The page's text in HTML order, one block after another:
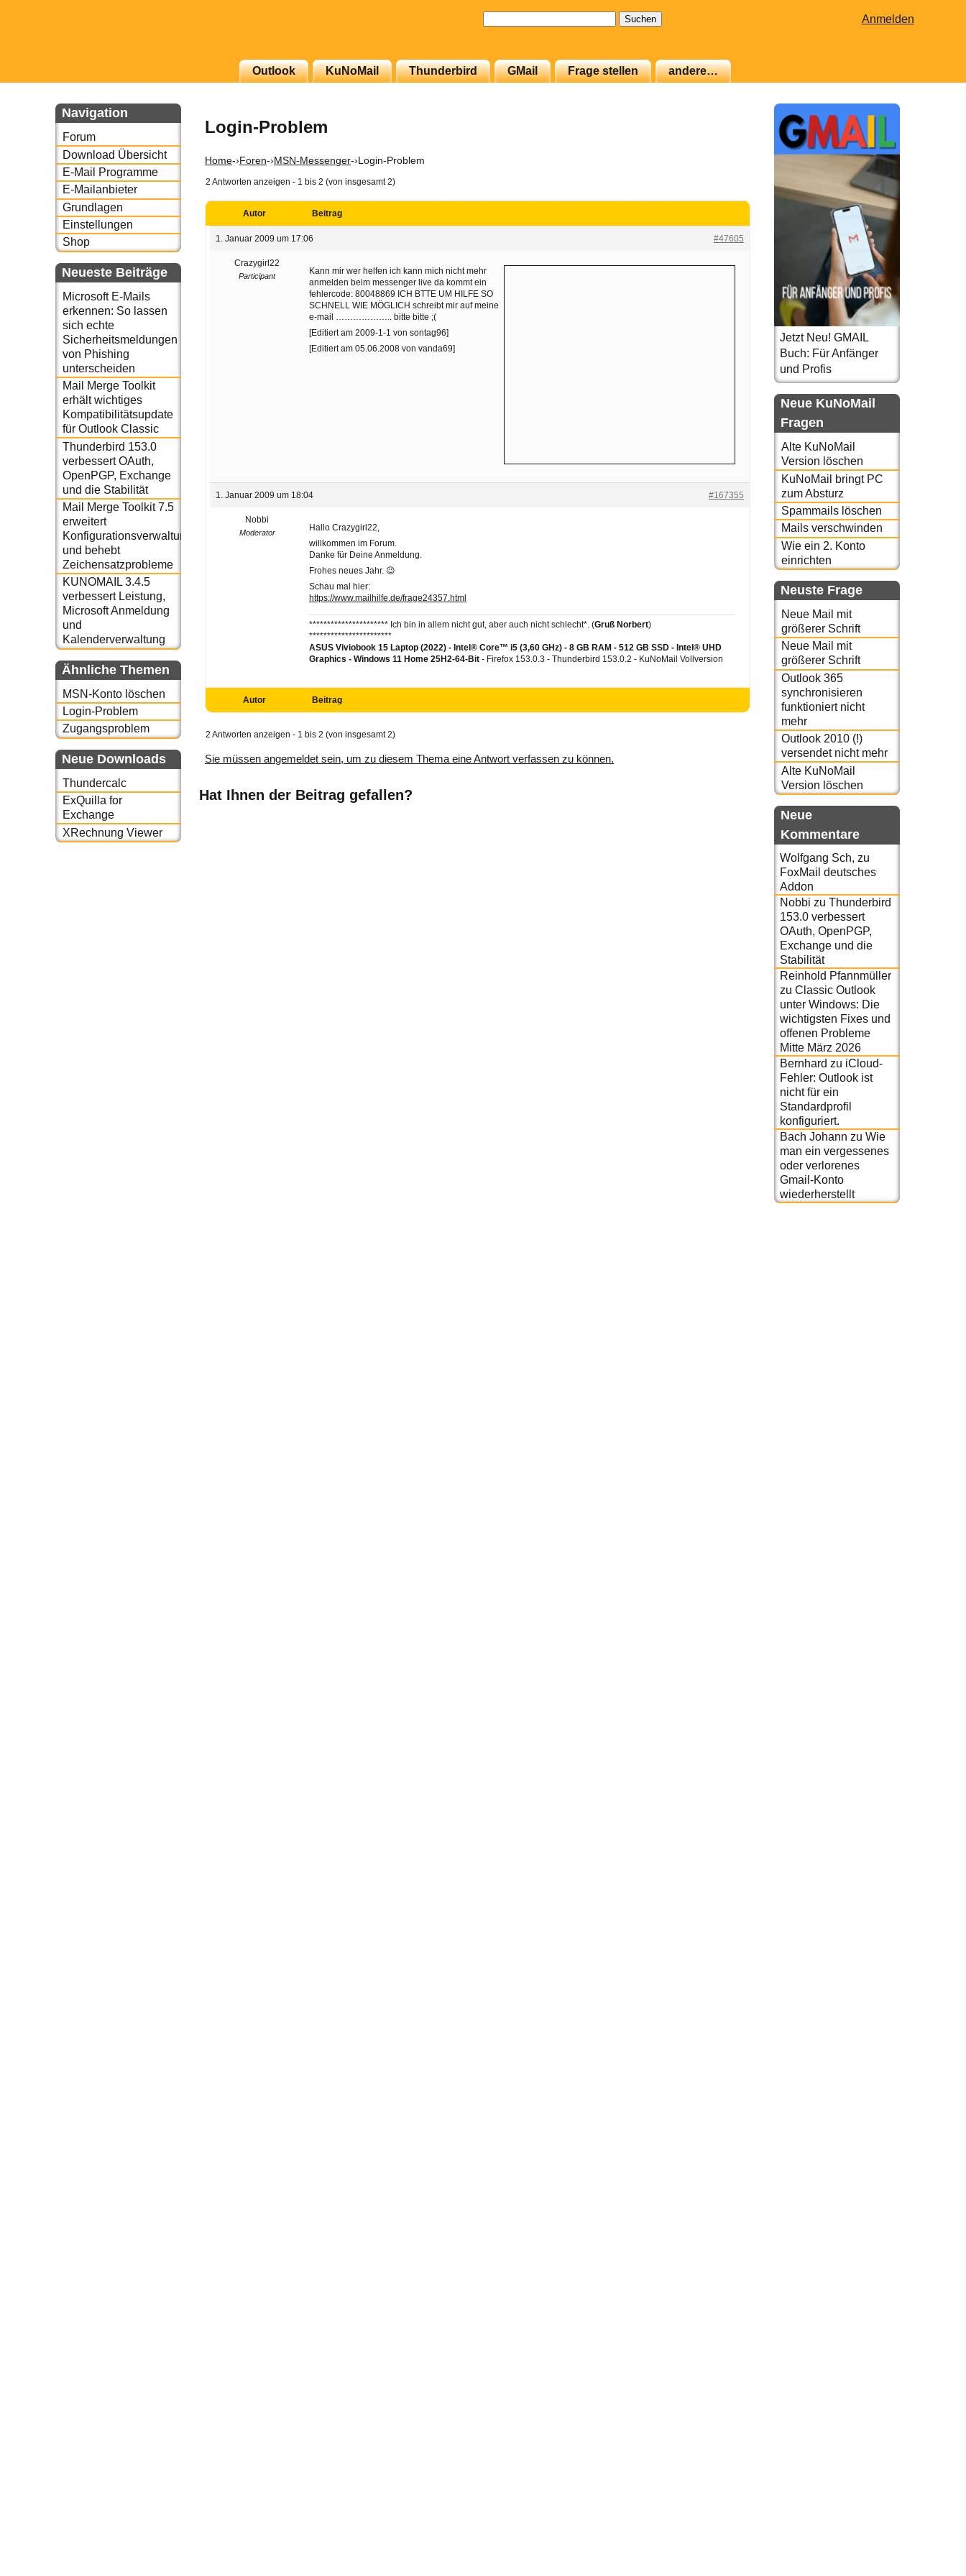
Anmelden
Outlook KuNoMail Thunderbird GMail Frage stellen andere…
Navigation
Forum
Download Übersicht
E-Mail Programme
E-Mailanbieter
Grundlagen
Einstellungen
Shop
Neueste Beiträge
Microsoft E-Mails
erkennen: So lassen
sich echte
Sicherheitsmeldungen
von Phishing
unterscheiden
Mail Merge Toolkit
erhält wichtiges
Kompatibilitätsupdate
für Outlook Classic
Thunderbird 153.0
verbessert OAuth,
OpenPGP, Exchange
und die Stabilität
Mail Merge Toolkit 7.5
erweitert
Konfigurationsverwaltung
und behebt
Zeichensatzprobleme
KUNOMAIL 3.4.5
verbessert Leistung,
Microsoft Anmeldung
und
Kalenderverwaltung
Ähnliche Themen
MSN-Konto löschen
Login-Problem
Zugangsproblem
Neue Downloads
Thundercalc
ExQuilla for
Exchange
XRechnung Viewer
Login-Problem
Home-›Foren-›MSN-Messenger-›Login-Problem
2 Antworten anzeigen - 1 bis 2 (von insgesamt 2)
Autor Beitrag
1. Januar 2009 um 17:06 #47605
Crazygirl22
Participant
Kann mir wer helfen ich kann mich nicht mehr
anmelden beim messenger live da kommt ein
fehlercode: 80048869 ICH BTTE UM HILFE SO
SCHNELL WIE MÖGLICH schreibt mir auf meine
e-mail ……………….. bitte bitte ;(
[Editiert am 2009-1-1 von sontag96]
[Editiert am 05.06.2008 von vanda69]
1. Januar 2009 um 18:04 #167355
Nobbi
Moderator
Hallo Crazygirl22,
willkommen im Forum.
Danke für Deine Anmeldung.
Frohes neues Jahr. 😉
Schau mal hier:
https://www.mailhilfe.de/frage24357.html
********************** Ich bin in allem nicht gut, aber auch nicht schlecht*. (Gruß Norbert)
***********************
ASUS Viviobook 15 Laptop (2022) - Intel® Core™ i5 (3,60 GHz) - 8 GB RAM - 512 GB SSD - Intel® UHD
Graphics -Windows 11 Home 25H2-64-Bit - Firefox 153.0.3 - Thunderbird 153.0.2 - KuNoMail Vollversion
Autor Beitrag
2 Antworten anzeigen - 1 bis 2 (von insgesamt 2)
Sie müssen angemeldet sein, um zu diesem Thema eine Antwort verfassen zu können.
Hat Ihnen der Beitrag gefallen?
Jetzt Neu! GMAIL
Buch: Für Anfänger
und Profis
Neue KuNoMail
Fragen
Alte KuNoMail
Version löschen
KuNoMail bringt PC
zum Absturz
Spammails löschen
Mails verschwinden
Wie ein 2. Konto
einrichten
Neuste Frage
Neue Mail mit
größerer Schrift
Neue Mail mit
größerer Schrift
Outlook 365
synchronisieren
funktioniert nicht
mehr
Outlook 2010 (!)
versendet nicht mehr
Alte KuNoMail
Version löschen
Neue
Kommentare
Wolfgang Sch, zu
FoxMail deutsches
Addon
Nobbi zu Thunderbird
153.0 verbessert
OAuth, OpenPGP,
Exchange und die
Stabilität
Reinhold Pfannmüller
zu Classic Outlook
unter Windows: Die
wichtigsten Fixes und
offenen Probleme
Mitte März 2026
Bernhard zu iCloud-
Fehler: Outlook ist
nicht für ein
Standardprofil
konfiguriert.
Bach Johann zu Wie
man ein vergessenes
oder verlorenes
Gmail-Konto
wiederherstellt
oder auch